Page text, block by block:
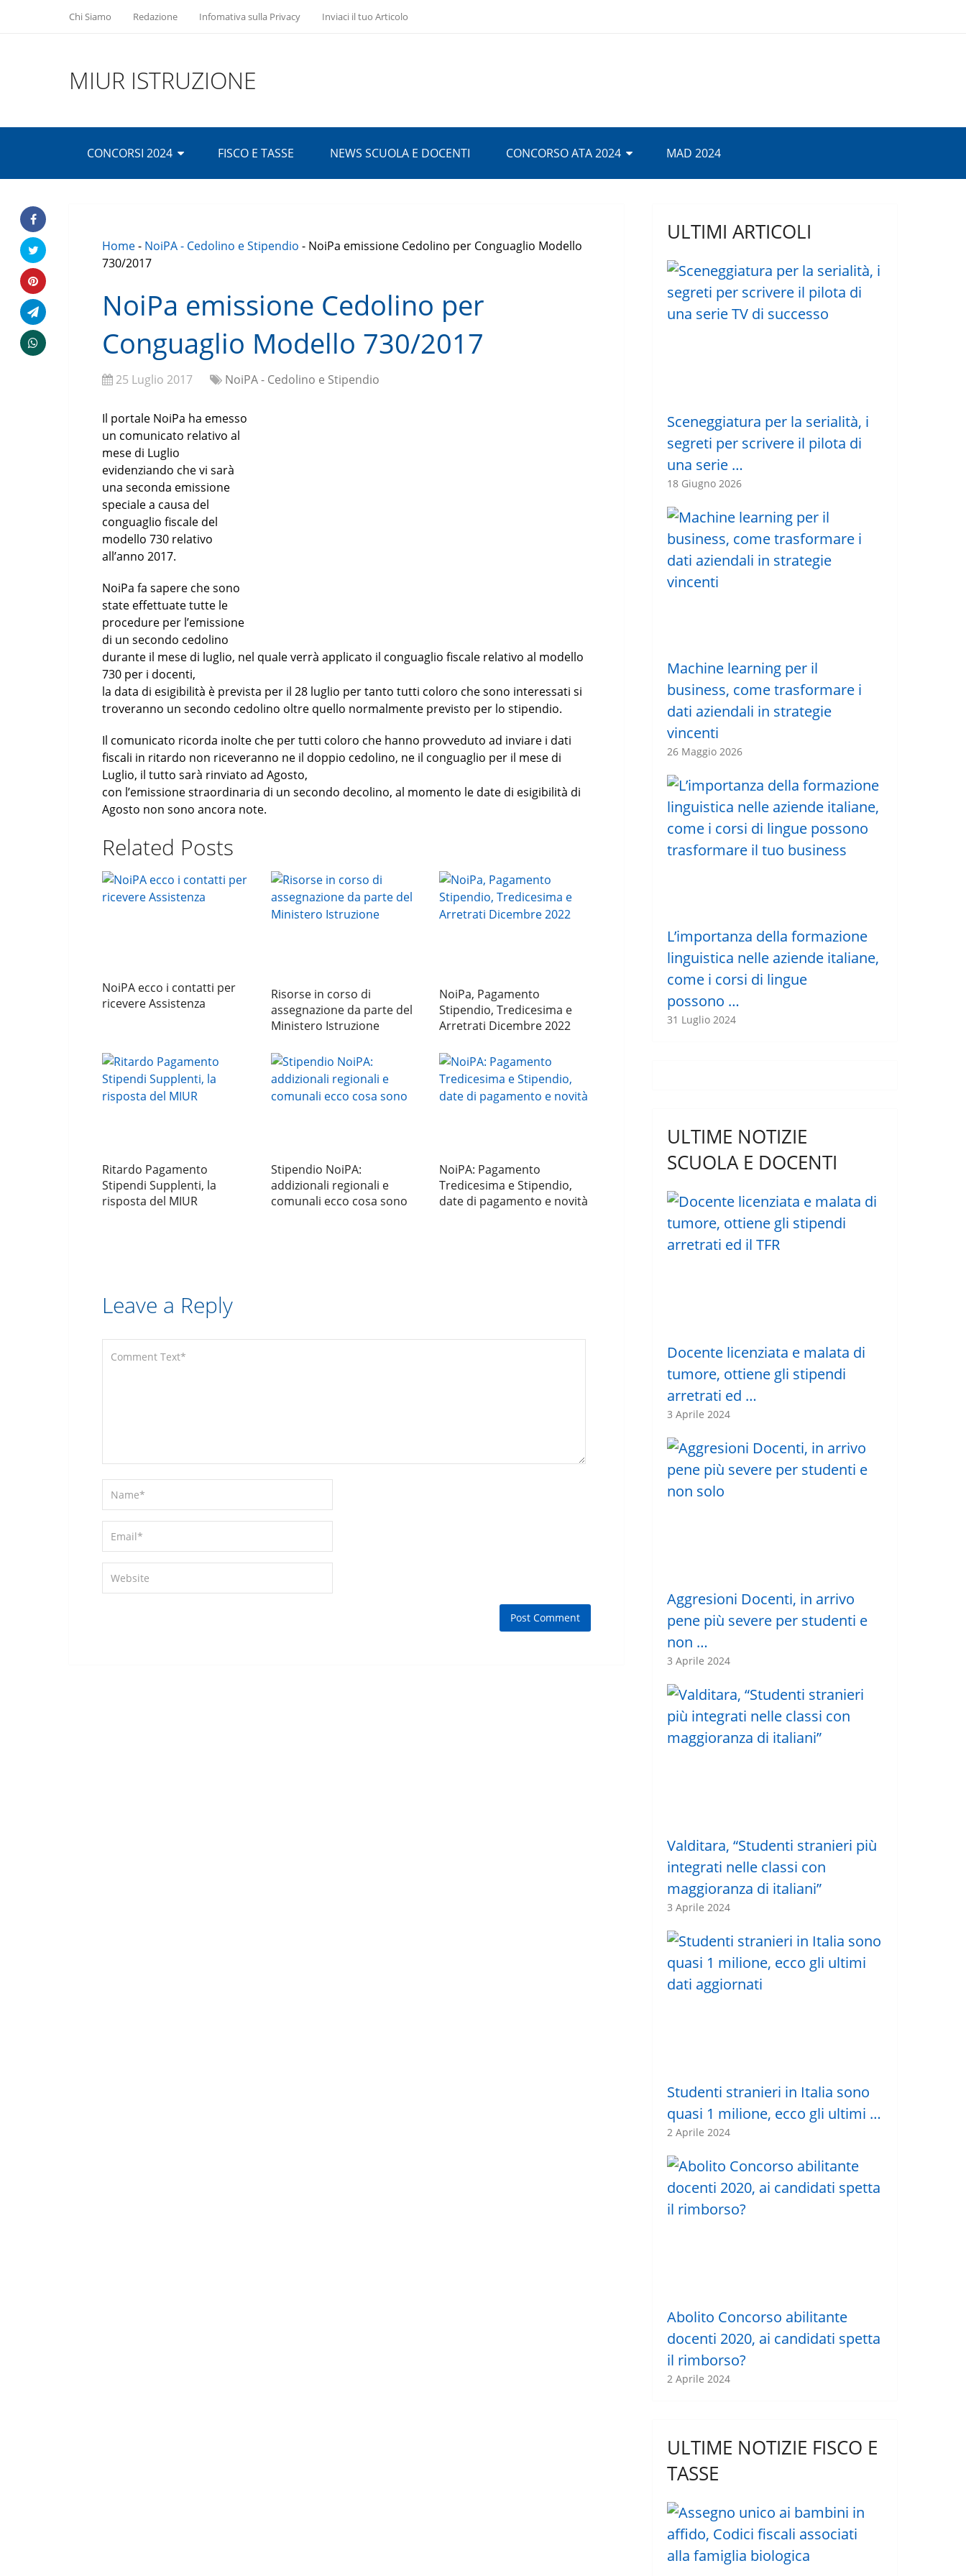
Chi Siamo Redazione Infomativa sulla Privacy Inviaci il tuo Articolo
MIUR ISTRUZIONE
CONCORSI 2024 FISCO E TASSE NEWS SCUOLA E DOCENTI CONCORSO ATA 2024 MAD 2024
Home- NoiPA - Cedolino e Stipendio - NoiPa emissione Cedolino per Conguaglio Modello
730/2017
NoiPa emissione Cedolino per
Conguaglio Modello 730/2017
25 Luglio 2017 NoiPA - Cedolino e Stipendio
Il portale NoiPa ha emesso
un comunicato relativo al
mese di Luglio
evidenziando che vi sarà
una seconda emissione
speciale a causa del
conguaglio fiscale del
modello 730 relativo
all’anno 2017.
NoiPa fa sapere che sono
state effettuate tutte le
procedure per l’emissione
di un secondo cedolino
durante il mese di luglio, nel quale verrà applicato il conguaglio fiscale relativo al modello
730 per i docenti,
la data di esigibilità è prevista per il 28 luglio per tanto tutti coloro che sono interessati si
troveranno un secondo cedolino oltre quello normalmente previsto per lo stipendio.
Il comunicato ricorda inolte che per tutti coloro che hanno provveduto ad inviare i dati
fiscali in ritardo non riceveranno ne il doppio cedolino, ne il conguaglio per il mese di
Luglio, il tutto sarà rinviato ad Agosto,
con l’emissione straordinaria di un secondo decolino, al momento le date di esigibilità di
Agosto non sono ancora note.
Related Posts
NoiPA ecco i contatti per
ricevere Assistenza
Risorse in corso di
assegnazione da parte del
Ministero Istruzione
NoiPa, Pagamento
Stipendio, Tredicesima e
Arretrati Dicembre 2022
Ritardo Pagamento
Stipendi Supplenti, la
risposta del MIUR
Stipendio NoiPA:
addizionali regionali e
comunali ecco cosa sono
NoiPA: Pagamento
Tredicesima e Stipendio,
date di pagamento e novità
Leave a Reply
ULTIMI ARTICOLI
Sceneggiatura per la serialità, i
segreti per scrivere il pilota di
una serie …
18 Giugno 2026
Machine learning per il
business, come trasformare i
dati aziendali in strategie
vincenti
26 Maggio 2026
L’importanza della formazione
linguistica nelle aziende italiane,
come i corsi di lingue
possono …
31 Luglio 2024
ULTIME NOTIZIE
SCUOLA E DOCENTI
Docente licenziata e malata di
tumore, ottiene gli stipendi
arretrati ed …
3 Aprile 2024
Aggresioni Docenti, in arrivo
pene più severe per studenti e
non …
3 Aprile 2024
Valditara, “Studenti stranieri più
integrati nelle classi con
maggioranza di italiani”
3 Aprile 2024
Studenti stranieri in Italia sono
quasi 1 milione, ecco gli ultimi …
2 Aprile 2024
Abolito Concorso abilitante
docenti 2020, ai candidati spetta
il rimborso?
2 Aprile 2024
ULTIME NOTIZIE FISCO E
TASSE